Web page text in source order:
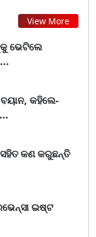
View More
ଭେଟିଲେ
କହିଲେ-
କଣ କରୁଛନ୍ତି
ଇଷ୍ଟ